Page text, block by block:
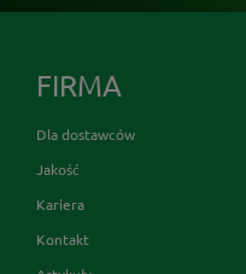
FIRMA
Dla dostawców
Jakość
Kariera
Kontakt